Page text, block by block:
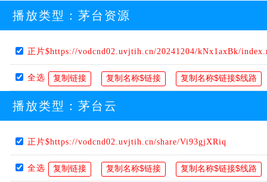
播放类型： 茅台资源
正片$https://vodcnd02.uvjtih.cn/20241204/kNx1axBk/
全选
播放类型： 茅台云
正片$https://vodcnd02.uvjtih.cn/share/Vi93gjXRiq
全选